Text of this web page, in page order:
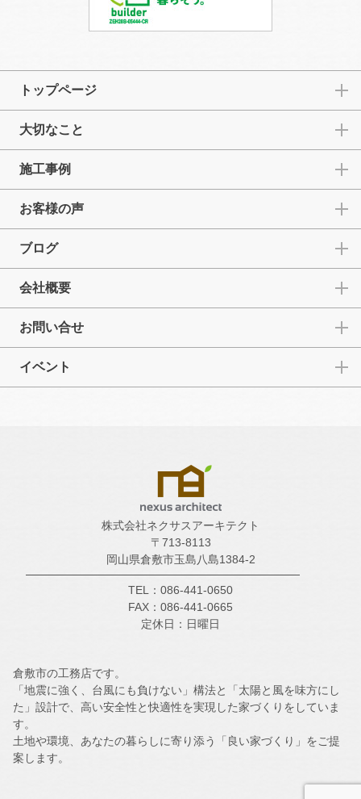
トップページ
大切なこと
施工事例
お客様の声
ブログ
会社概要
お問い合せ
イベント
株式会社ネクサスアーキテクト
〒713-8113
岡山県倉敷市玉島八島1384-2
TEL：086-441-0650
FAX：086-441-0665
定休日：日曜日
倉敷市の工務店です。
「地震に強く、台風にも負けない」構法と「太陽と風を味方にし
た」設計で、高い安全性と快適性を実現した家づくりをしていま
す。
土地や環境、あなたの暮らしに寄り添う「良い家づくり」をご提
案します。